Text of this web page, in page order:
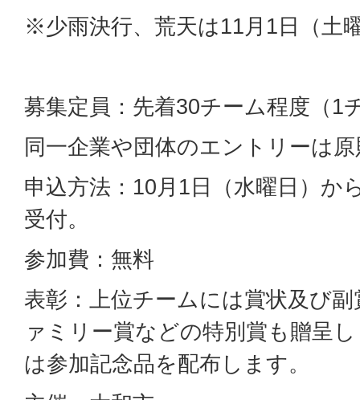
※少雨決行、荒天は11月1日（土
募集定員：先着30チーム程度（1
同一企業や団体のエントリーは
申込方法：10月1日（水曜日）か
受付。
参加費：無料
表彰：上位チームには賞状及び
ァミリー賞などの特別賞も贈呈
は参加記念品を配布します。